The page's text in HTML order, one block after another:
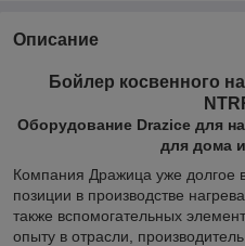
Описание
Бойлер косвенного
Оборудование Drazice для
для дома
Компания Дражица уже
позиции в производстве
также вспомогательных
опыту в отрасли,